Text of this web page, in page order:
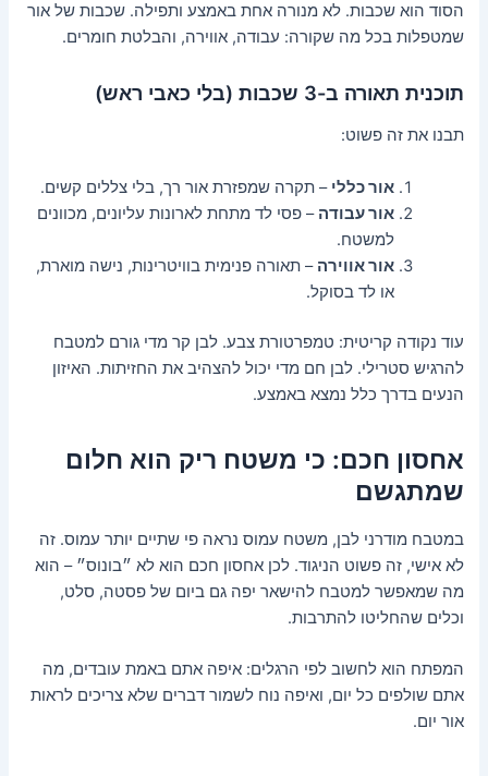
הסוד הוא שכבות. לא מנורה אחת באמצע ותפילה. שכבות של אור
שמטפלות בכל מה שקורה: עבודה, אווירה, והבלטת חומרים.
תוכנית תאורה ב-3 שכבות (בלי כאבי ראש)
תבנו את זה פשוט:
אור כללי – תקרה שמפזרת אור רך, בלי צללים קשים.
אור עבודה – פסי לד מתחת לארונות עליונים, מכוונים
למשטח.
אור אווירה – תאורה פנימית בוויטרינות, נישה מוארת,
או לד בסוקל.
עוד נקודה קריטית: טמפרטורת צבע. לבן קר מדי גורם למטבח
להרגיש סטרילי. לבן חם מדי יכול להצהיב את החזיתות. האיזון
הנעים בדרך כלל נמצא באמצע.
אחסון חכם: כי משטח ריק הוא חלום
שמתגשם
במטבח מודרני לבן, משטח עמוס נראה פי שתיים יותר עמוס. זה
לא אישי, זה פשוט הניגוד. לכן אחסון חכם הוא לא ״בונוס״ – הוא
מה שמאפשר למטבח להישאר יפה גם ביום של פסטה, סלט,
וכלים שהחליטו להתרבות.
המפתח הוא לחשוב לפי הרגלים: איפה אתם באמת עובדים, מה
אתם שולפים כל יום, ואיפה נוח לשמור דברים שלא צריכים לראות
אור יום.